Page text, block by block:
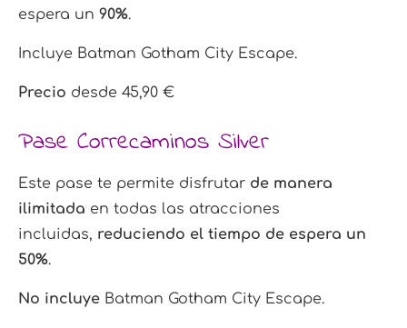
espera un 90%.
Incluye Batman Gotham City Escape.
Precio desde 45,90 €
Pase Correcaminos Silver
Este pase te permite disfrutar de manera
ilimitada en todas las atracciones
incluidas, reduciendo el tiempo de espera un
50%.
No incluye Batman Gotham City Escape.